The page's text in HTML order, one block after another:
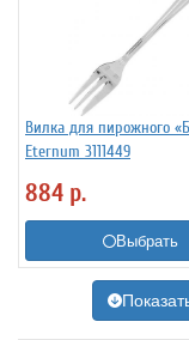
Вилка для пирожного
Eternum 3111449
884 р.
Выбрать